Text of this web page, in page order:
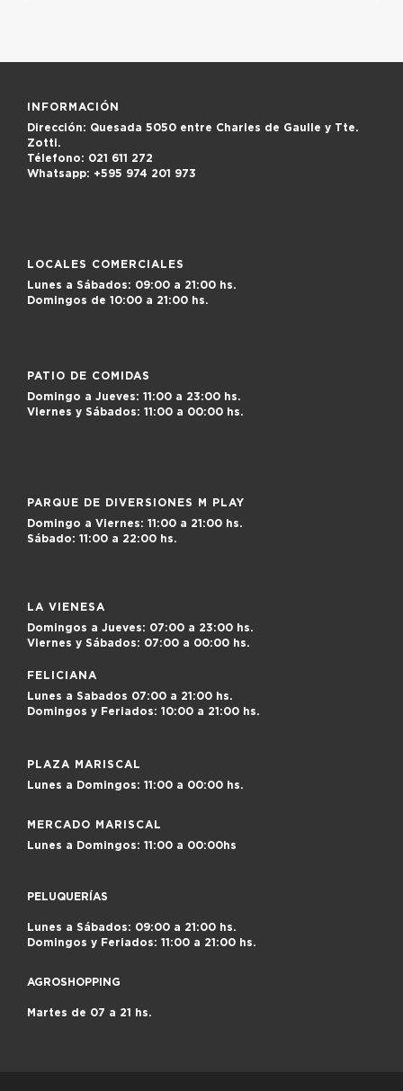
INFORMACIÓN
Dirección: Quesada 5050 entre Charles de Gaulle y Tte.
Zotti.
Télefono: 021 611 272
Whatsapp: +595 974 201 973
LOCALES COMERCIALES
Lunes a Sábados: 09:00 a 21:00 hs.
Domingos de 10:00 a 21:00 hs.
PATIO DE COMIDAS
Domingo a Jueves: 11:00 a 23:00 hs.
Viernes y Sábados: 11:00 a 00:00 hs.
PARQUE DE DIVERSIONES M PLAY
Domingo a Viernes: 11:00 a 21:00 hs.
Sábado: 11:00 a 22:00 hs.
LA VIENESA
Domingos a Jueves: 07:00 a 23:00 hs.
Viernes y Sábados: 07:00 a 00:00 hs.
FELICIANA
Lunes a Sabados 07:00 a 21:00 hs.
Domingos y Feriados: 10:00 a 21:00 hs.
PLAZA MARISCAL
Lunes a Domingos: 11:00 a 00:00 hs.
MERCADO MARISCAL
Lunes a Domingos: 11:00 a 00:00hs
PELUQUERÍAS
Lunes a Sábados: 09:00 a 21:00 hs.
Domingos y Feriados: 11:00 a 21:00 hs.
AGROSHOPPING
Martes de 07 a 21 hs.